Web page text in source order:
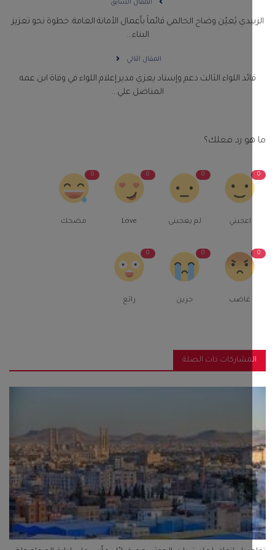
المقال السابق
يُعيّن وضاح الحالمي قائماً بأعمال الأمانة العامة: خطوة نحو تعزيز
المقال التالي
اللواء الثالث دعم وإسناد يعزي مدير إعلام اللواء في وفاة ابن عمه
المناضل علي...
رد فعلك؟
لم يعجبنى مضحك
ذات الصلة